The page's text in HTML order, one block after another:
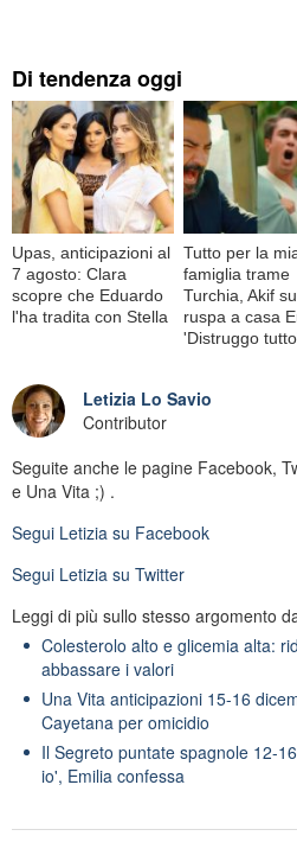
Di tendenza oggi
Upas, anticipazioni al
7 agosto: Clara
scopre che Eduardo
l'ha tradita con Stella
Tutto per la
famiglia trame
Turchia, Akif
ruspa a casa
'Distruggo
Letizia Lo Savio
Contributor
Seguite anche le pagine Facebook,
e Una Vita ;) .
Segui Letizia su Facebook
Segui Letizia su Twitter
Leggi di più sullo stesso argomento
Colesterolo alto e glicemia alta:
abbassare i valori
Una Vita anticipazioni 15-16
Cayetana per omicidio
Il Segreto puntate spagnole 12-
io', Emilia confessa